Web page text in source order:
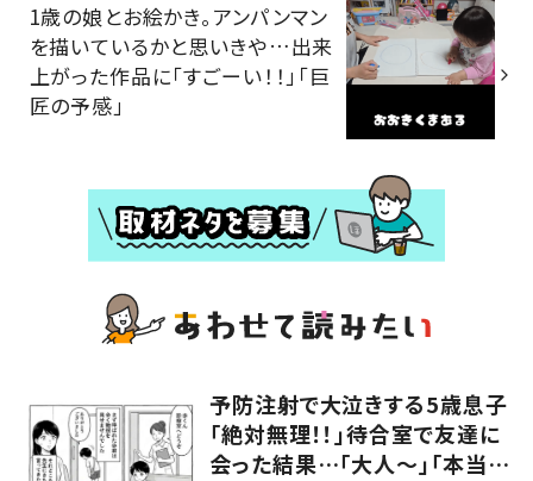
1歳の娘とお絵かき。アンパンマン
を描いているかと思いきや…出来
上がった作品に「すごーい！！」「巨
匠の予感」
予防注射で大泣きする5歳息子
「絶対無理！！」待合室で友達に
会った結果…「大人～」「本当に